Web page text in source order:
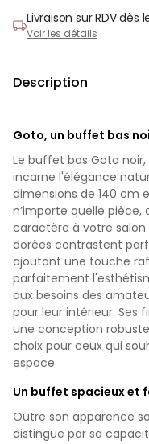
Livraison sur RDVdès
Voir les détails
Description
Goto, un buffet bas
Le buffet bas Goto
incarne l'élégance
dimensions de 140 cm
n’importe quelle
caractère à votre salon
dorées contrastent
ajoutant une touche
parfaitement
aux besoins des
pour leur intérieur. Ses
une conception
choix pour ceux qui
espace
Un buffet spacieux et
Outre son apparence
distingue par sa